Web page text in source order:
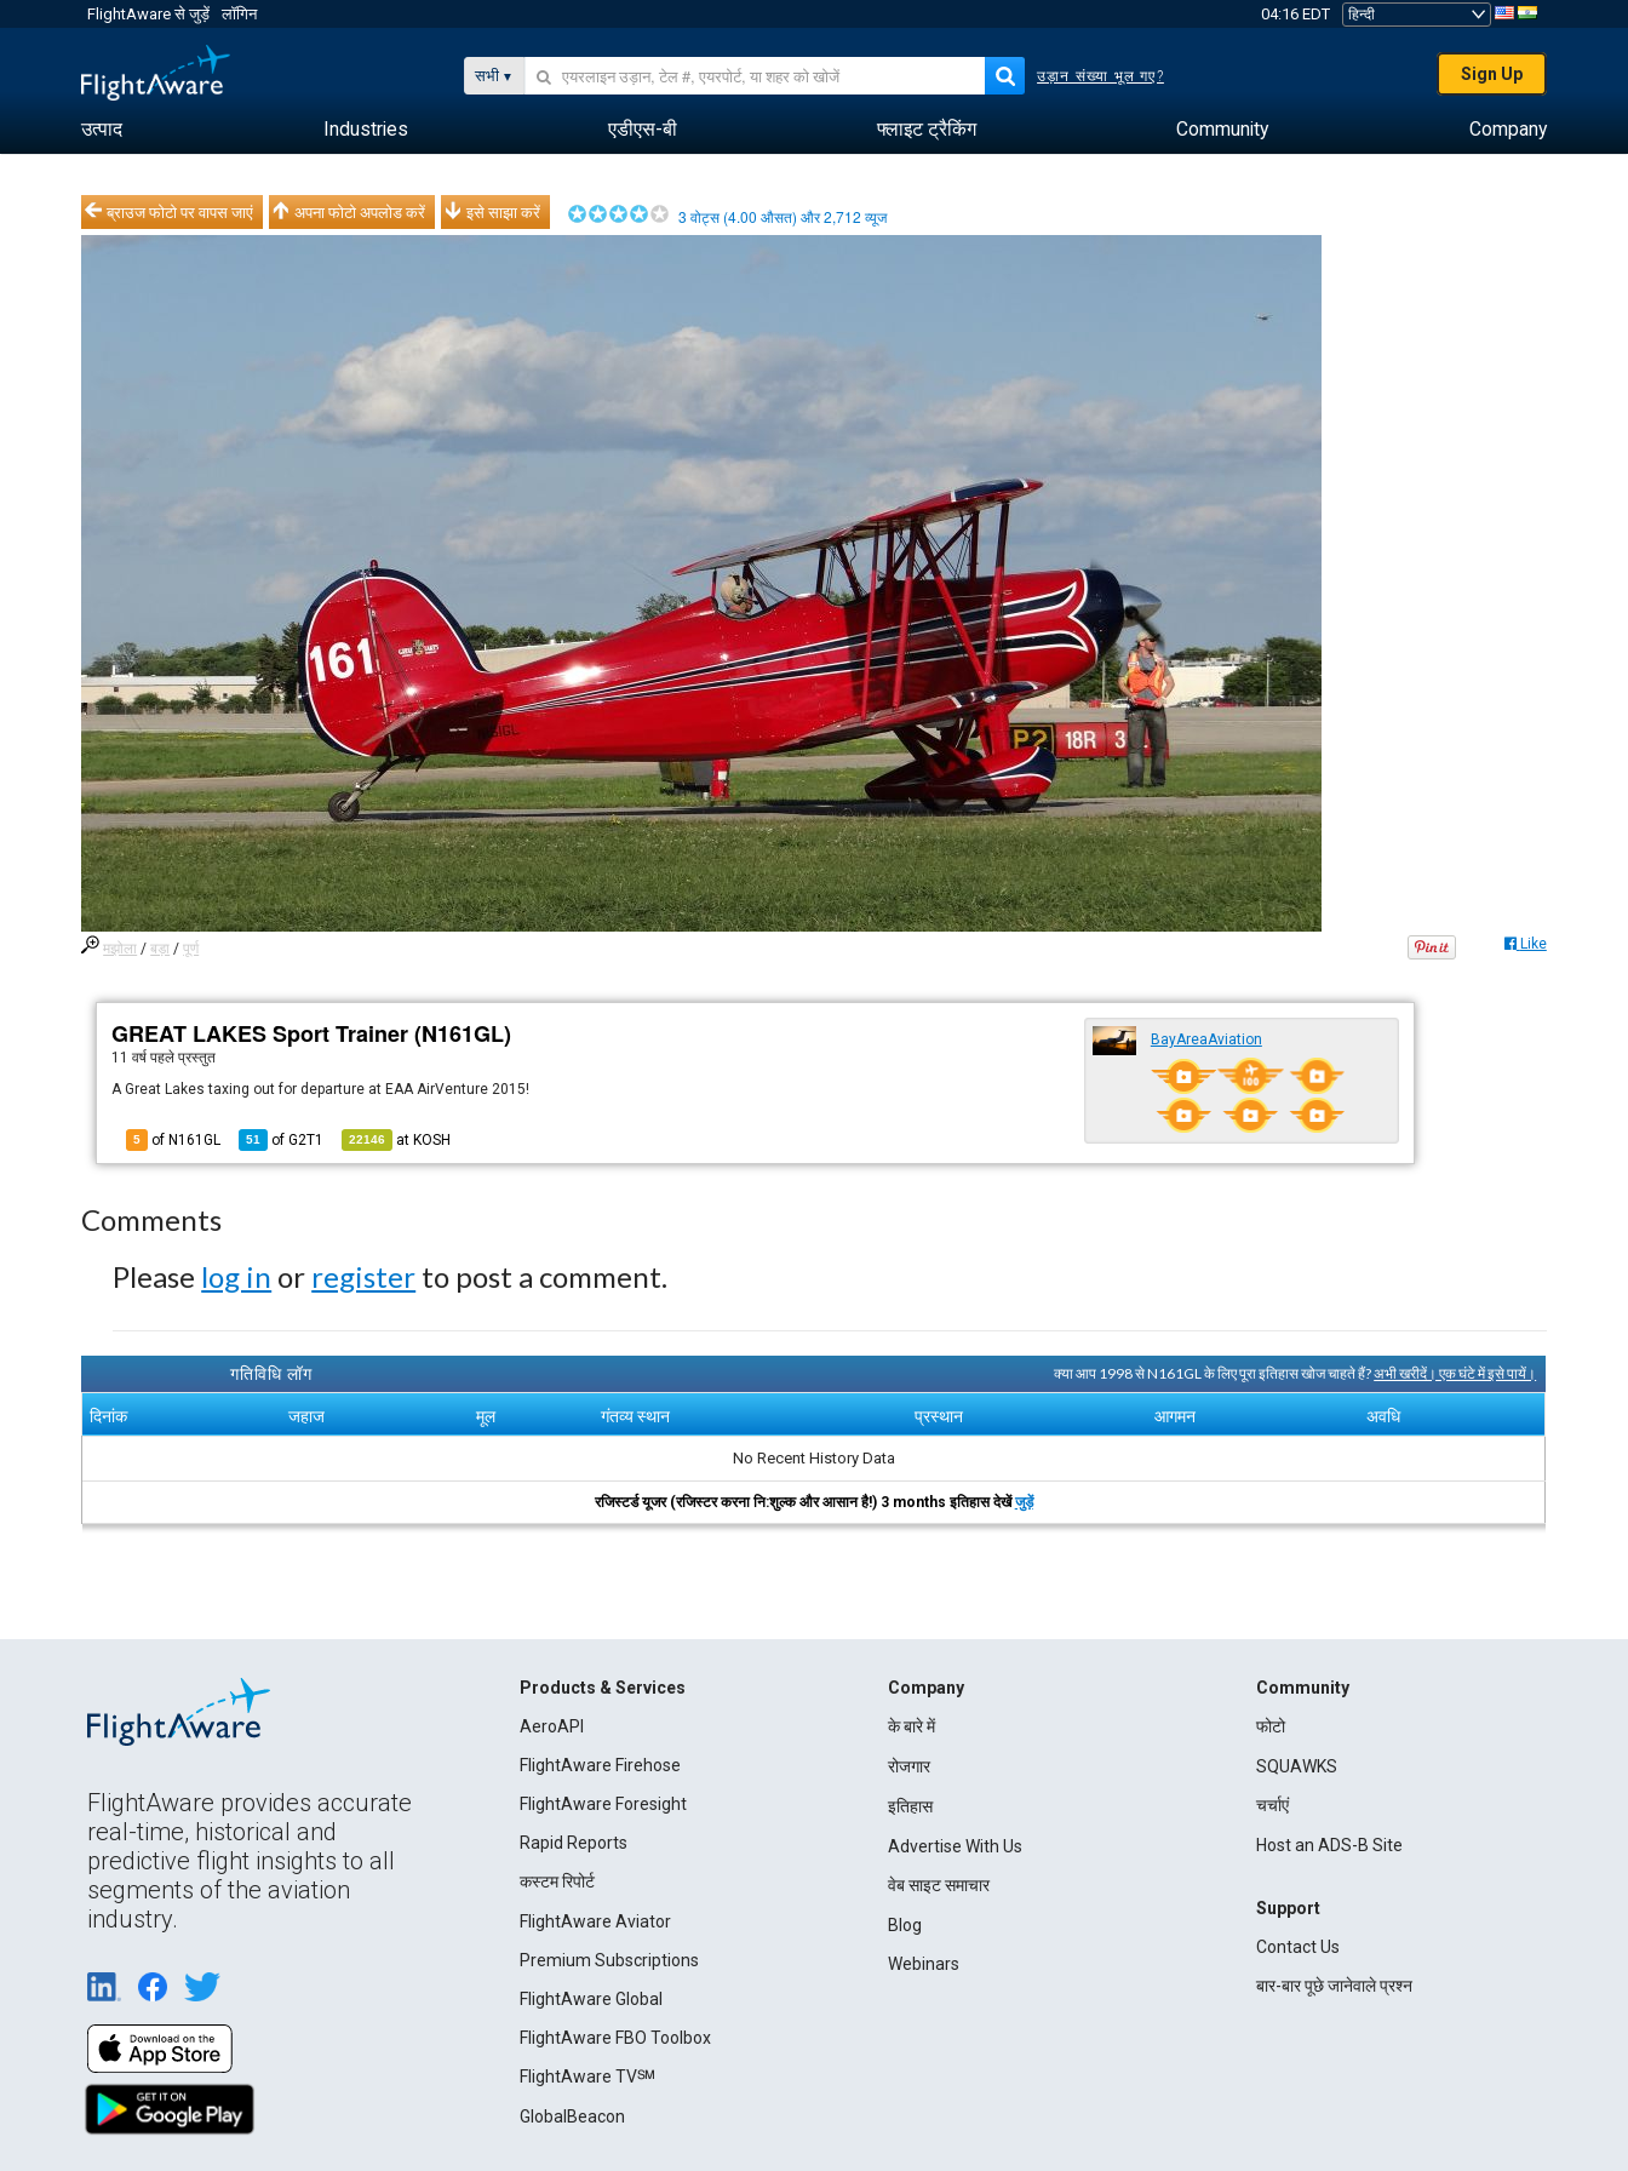
FlightAware से जुड़ें लॉगिन 04:16 EDT
सभी उड़ान संख्या भूल गए? Sign Up
उत्पाद Industries एडीएस-बी फ्लाइट ट्रैकिंग Community Company
ब्राउज फोटो पर वापस जाएं अपना फोटो अपलोड करें इसे साझा करें 3 वोट्स (4.00 औसत) और2,712 व्यूज
मझोला /बड़ा /पूर्ण Like
GREAT LAKES Sport Trainer (N161GL)
11 वर्ष पहले प्रस्तुत
A Great Lakes taxing out for departure at EAA AirVenture 2015!
5 of N161GL 51 ofG2T1 22146 at KOSH
BayAreaAviation
Comments
Please log in or register to post a comment.
गतिविधि लॉग क्या आप 1998 से N161GL के लिए पूरा इतिहास खोज चाहते हैं?अभी खरीदें। एक घंटे में इसे पायें।
दिनांक जहाज मूल गंतव्य स्थान प्रस्थान आगमन अवधि
No Recent History Data
रजिस्टर्ड यूजर (रजिस्टर करना नि:शुल्क और आसान है!) 3 months इतिहास देखेंजुड़ें
FlightAware provides accurate
real-time, historical and
predictive flight insights to all
segments of the aviation
industry.
Products & Services
AeroAPI
FlightAware Firehose
FlightAware Foresight
Rapid Reports
कस्टम रिपोर्ट
FlightAware Aviator
Premium Subscriptions
FlightAware Global
FlightAware FBO Toolbox
FlightAware TV℠
GlobalBeacon
Company
के बारे में
रोजगार
इतिहास
Advertise With Us
वेब साइट समाचार
Blog
Webinars
Community
फोटो
SQUAWKS
चर्चाएं
Host an ADS-B Site
Support
Contact Us
बार-बार पूछे जानेवाले प्रश्न